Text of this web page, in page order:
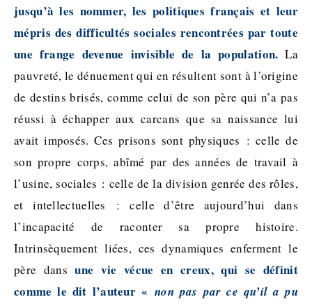
jusqu’à les nommer, les politiques français et leur
mépris des difficultés sociales rencontrées par toute
une frange devenue invisible de la population. La
pauvreté, le dénuement qui en résultent sont à l’origine
de destins brisés, comme celui de son père qui n’a pas
réussi à échapper aux carcans que sa naissance lui
avait imposés. Ces prisons sont physiques : celle de
son propre corps, abîmé par des années de travail à
l’usine, sociales : celle de la division genrée des rôles,
et intellectuelles : celle d’être aujourd’hui dans
l’incapacité de raconter sa propre histoire.
Intrinsèquement liées, ces dynamiques enferment le
père dansune vie vécue en creux, qui se définit
comme le dit l’auteur «non pas par ce qu’il a pu